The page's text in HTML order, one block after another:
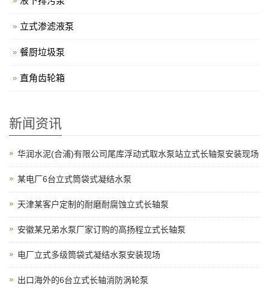
立式渗滤液泵
餐厨垃圾泵
直角齿轮箱
新闻资讯
华润水泥(合浦)有限公司尾库浮动式取水泵站立式长轴泵安装现场
某电厂6台立式筒袋式凝结水泵
天津某客户定制的耐磨耐腐蚀立式长轴泵
安徽某兄弟水泵厂家订购的高扬程立式长轴泵
电厂立式多级筒袋式凝结水泵安装现场
出口海外的6台立式长轴消防涡轮泵